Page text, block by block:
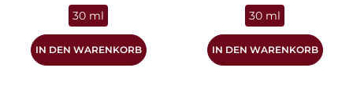
30 ml
IN DEN WARENKORB
30 ml
IN DEN WARENKORB